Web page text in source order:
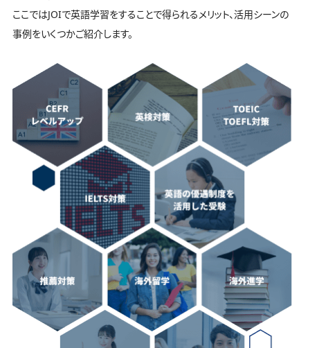
ここではJOIで英語学習をすることで得られるメリット、活用シーンの
事例をいくつかご紹介します。